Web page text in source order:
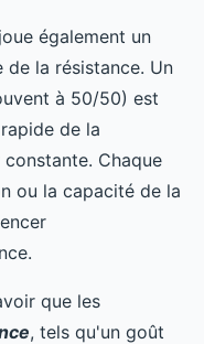
joue également un
la résistance. Un
à 50/50) est
de la
Chaque
ou la capacité de la
que les
, tels qu'un goût